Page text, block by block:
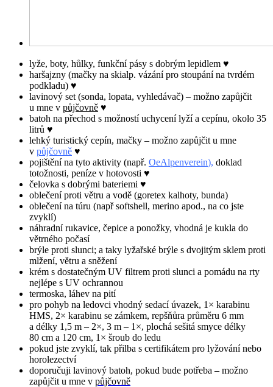
lyže, boty, hůlky, funkční pásy s dobrým lepidlem ♥
haršajzny (mačky na skialp. vázání pro stoupání na tvrdém
podkladu) ♥
lavinový set (sonda, lopata, vyhledávač) – možno zapůjčit
u mne v půjčovně ♥
batoh na přechod s možností uchycení lyží a cepínu, okolo 35
litrů ♥
lehký turistický cepín, mačky – možno zapůjčit u mne
v půjčovně ♥
pojištění na tyto aktivity (např. OeAlpenverein), doklad
totožnosti, peníze v hotovosti ♥
čelovka s dobrými bateriemi ♥
oblečení proti větru a vodě (goretex kalhoty, bunda)
oblečení na túru (např softshell, merino apod., na co jste
zvyklí)
náhradní rukavice, čepice a ponožky, vhodná je kukla do
větrného počasí
brýle proti slunci; a taky lyžařské brýle s dvojitým sklem proti
mlžení, větru a sněžení
krém s dostatečným UV filtrem proti slunci a pomádu na rty
nejlépe s UV ochrannou
termoska, láhev na pití
pro pohyb na ledovci vhodný sedací úvazek, 1× karabinu
HMS, 2× karabinu se zámkem, repšňůra průměru 6 mm
a délky 1,5 m – 2×, 3 m – 1×, plochá sešitá smyce délky
80 cm a 120 cm, 1× šroub do ledu
pokud jste zvyklí, tak přilba s certifikátem pro lyžování nebo
horolezectví
doporučuji lavinový batoh, pokud bude potřeba – možno
zapůjčit u mne v půjčovně